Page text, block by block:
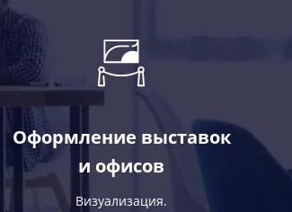
Оформление выставок
и офисов
Визуализация.